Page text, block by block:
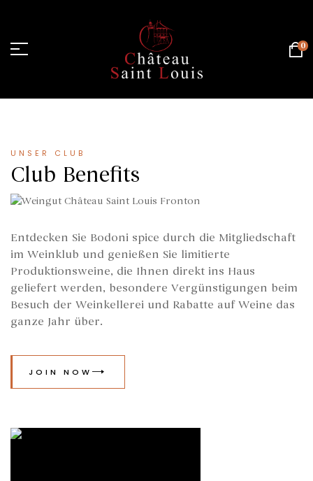
0
Hauptseite /Club
UNSER CLUB
Club Benefits
Entdecken Sie Bodoni spice durch die Mitgliedschaft
im Weinklub und genießen Sie limitierte
Produktionsweine, die Ihnen direkt ins Haus
geliefert werden, besondere Vergünstigungen beim
Besuch der Weinkellerei und Rabatte auf Weine das
ganze Jahr über.
JOIN NOW